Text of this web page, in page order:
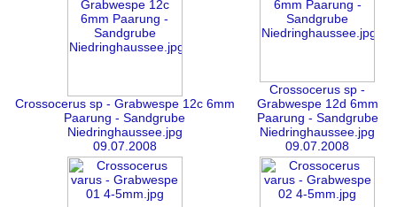
Crossocerus sp - Grabwespe 12c 6mm
Paarung - Sandgrube
Niedringhaussee.jpg
09.07.2008
Crossocerus sp -
Grabwespe 12d 6mm
Paarung - Sandgrube
Niedringhaussee.jpg
09.07.2008